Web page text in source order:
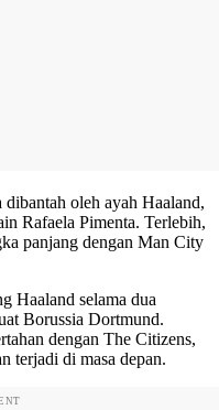
oleh ayah Haaland,
Rafaela Pimenta. Terlebih,
panjang dengan Man City
Haaland selama dua
Borussia Dortmund.
dengan The Citizens,
terjadi di masa depan.